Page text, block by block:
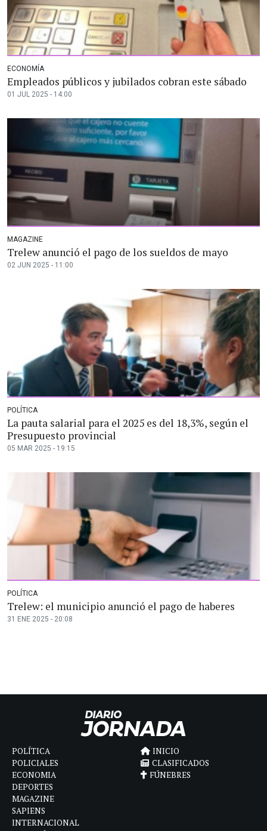
ECONOMÍA
Empleados públicos y jubilados cobran este sábado
01 JUL 2025 - 14:00
MAGAZINE
Trelew anunció el pago de los sueldos de mayo
02 JUN 2025 - 11:00
POLÍTICA
La pauta salarial para el 2025 es del 18,3%, según el
Presupuesto provincial
05 MAR 2025 - 19:15
POLÍTICA
Trelew: el municipio anunció el pago de haberes
31 ENE 2025 - 20:08
POLÍTICA
POLICIALES
ECONOMIA
DEPORTES
MAGAZINE
SAPIENS
INTERNACIONAL
INICIO
CLASIFICADOS
FÚNEBRES